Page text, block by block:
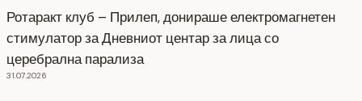
Ротаракт клуб – Прилеп, донираше електромагнетен
стимулатор за Дневниот центар за лица со
церебрална парализа
31.07.2026